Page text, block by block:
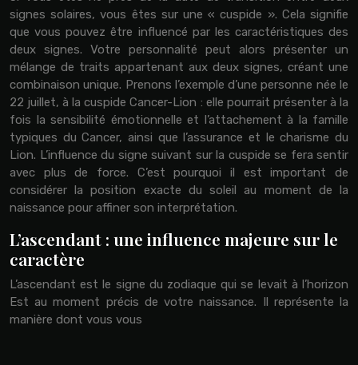
signes solaires, vous êtes sur une « cuspide ». Cela signifie
que vous pouvez être influencé par les caractéristiques des
deux signes. Votre personnalité peut alors présenter un
mélange de traits appartenant aux deux signes, créant une
combinaison unique. Prenons l’exemple d’une personne née le
22 juillet, à la cuspide Cancer-Lion : elle pourrait présenter à la
fois la sensibilité émotionnelle et l’attachement à la famille
typiques du Cancer, ainsi que l’assurance et le charisme du
Lion. L’influence du signe suivant sur la cuspide se fera sentir
avec plus de force. C’est pourquoi il est important de
considérer la position exacte du soleil au moment de la
naissance pour affiner son interprétation.
L’ascendant : une influence majeure sur le
caractère
L’ascendant est le signe du zodiaque qui se levait à l’horizon
Est au moment précis de votre naissance. Il représente la
manière dont vous vous